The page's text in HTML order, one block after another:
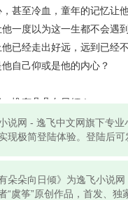
甚至冷血，童年的记忆让
一度以为这一生都不会遇
已经走出好远，远到已经
自己仰或是他的内心？
惟有朵朵向日倾！
明眸锁清秋，今生谁是谁的
说网 - 逸飞中文网旗下专
现极简登陆体验。登陆后可
有朵朵向日倾》为逸飞小说
“虞筝”原创作品，首发、